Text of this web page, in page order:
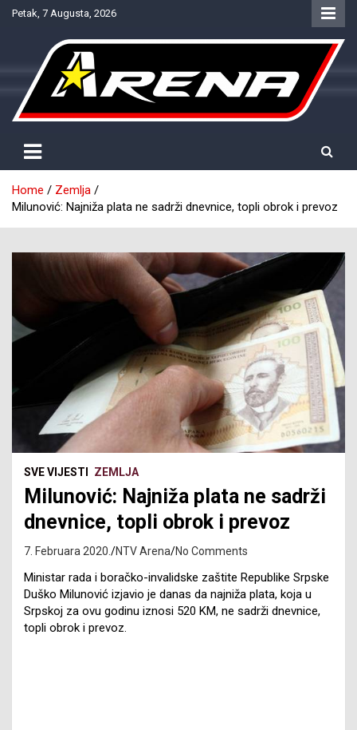
SkipPetak, 7 Augusta, 2026
NTV Arena
Home
Zemlja
Milunović: Najniža plata ne sadrži dnevnice, topli obrok i prevoz
SVE VIJESTI ZEMLJA
Milunović: Najniža plata ne sadrži
dnevnice, topli obrok i prevoz
7. Februara 2020. NTV Arena No Comments
Ministar rada i boračko-invalidske zaštite Republike Srpske
Duško Milunović izjavio je danas da najniža plata, koja u
Srpskoj za ovu godinu iznosi 520 KM, ne sadrži dnevnice,
topli obrok i prevoz.